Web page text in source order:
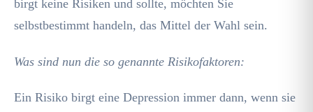
birgt keine Risiken und sollte, möchten Sie
selbstbestimmt handeln, das Mittel der Wahl sein.
Was sind nun die so genannte Risikofaktoren:
Ein Risiko birgt eine Depression immer dann, wenn sie